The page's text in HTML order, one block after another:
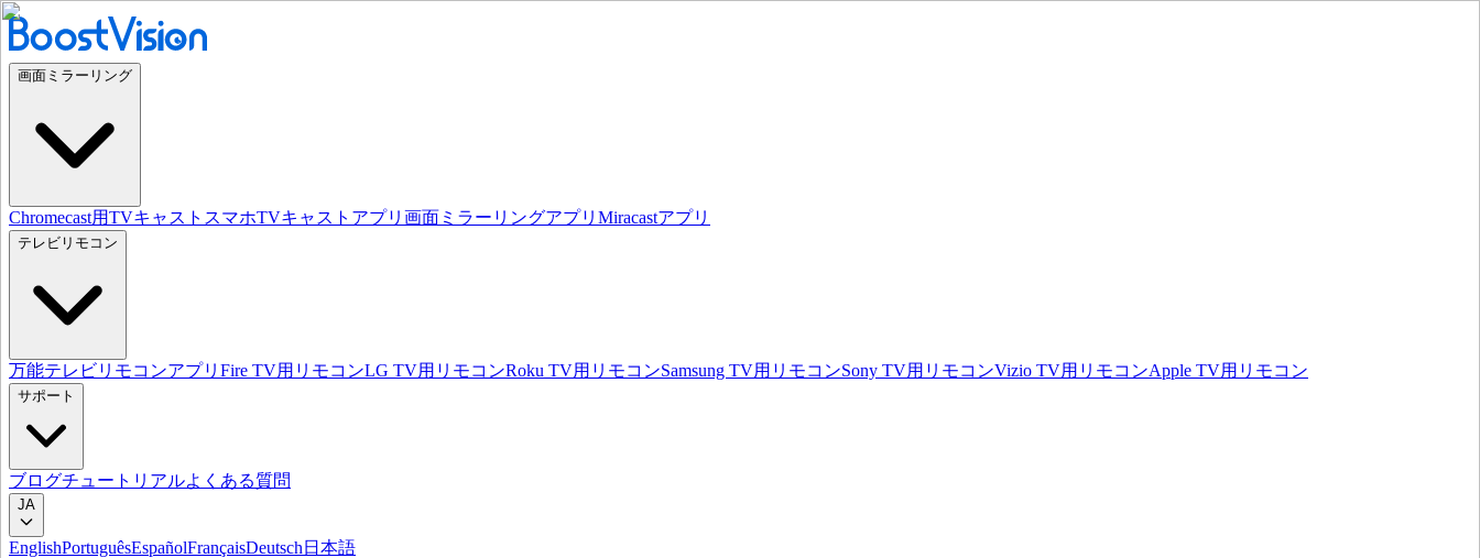
画面ミラーリング
Chromecast用TVキャスト スマホTVキャストアプリ 画面ミラーリングアプリ Miracastアプリ
テレビリモコン
万能テレビリモコンアプリ Fire TV用リモコンLG TV用リモコンRoku TV用リモコンSamsung TV用リモコンSony TV用リモコンVizio TV用リモコンApple TV用リモコン
サポート
ブログチュートリアルよくある質問
JA
EnglishPortuguêsEspañolFrançaisDeutsch 日本語